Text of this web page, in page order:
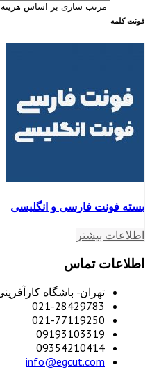
فونت کلمه
بسته فونت فارسی و انگلیسی
اطلاعات بیشتر
اطلاعات تماس
تهران- باشگاه
021-28429783
021-77119250
09193103319
09354210414
info@egcut.com